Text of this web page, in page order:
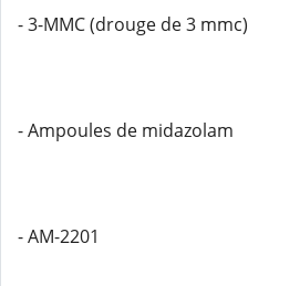
- 3-MMC (drouge de 3 mmc)
- Ampoules de midazolam
- AM-2201